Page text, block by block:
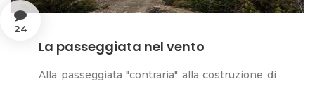
24
La passeggiata nel vento
Alla passeggiata "contraria" alla costruzione di